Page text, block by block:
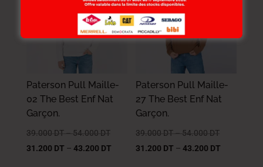
Paterson Pull Maille-
02 The Best Enf Nat
Garçon.
39.000 DT– 54.000 DT
31.200 DT – 43.200 DT
Paterson Pull Maille-
27 The Best Enf Nat
Garçon.
39.000 DT 54.000 DT
31.200 DT –43.200 DT